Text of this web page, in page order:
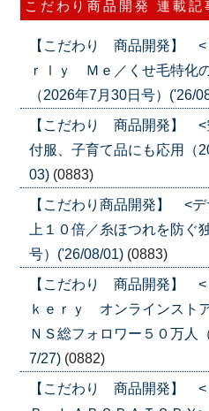
こだわり商品開発 連載記
【こだわり 商品開発】
ｒｌｙ Ｍｅ／くせ毛特化
（2026年7月30日号）('26/
【こだわり 商品開発】
付服、子育て品にも応用（
03) (0883)
【こだわり商品開発】 <
上１０倍／糸ほつれを防ぐ
号）('26/08/01) (0883)
【こだわり 商品開発】
ｋｅｒｙ オンラインスト
ＮＳ総フォロワー５０万人
7/27) (0882)
【こだわり 商品開発】